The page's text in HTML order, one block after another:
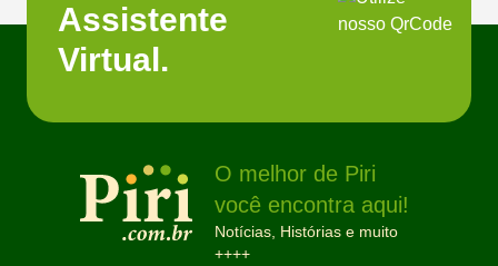
Assistente
Virtual.
O melhor de Piri
você encontra aqui!
Notícias, Histórias e muito
++++